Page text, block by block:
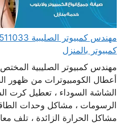
كمبيوتر بالمنزل
مهندس كمبيوتر الصليبية
أعطال الكومبيوترات من ظهور
الشاشة السوداء ، تعطيل كرت
الرسومات ، مشاكل وحدات
مشاكل الحرارة الزائدة ، تلف